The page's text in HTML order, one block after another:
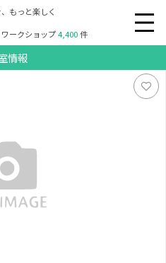
もっと楽しく
ワークショップ4,400件
情報